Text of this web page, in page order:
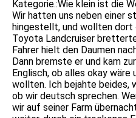
Kategorie.:Wie klein ist die
Wir hatten uns neben einer
hingestellt, und wollten dort
Toyota Landcruiser
Fahrer hielt den Daumen
Dann bremste er und kam
Englisch, ob alles okay wäre
wollten. Ich bejahte beides,
ob wir deutsch sprechen.
wir auf seiner Farm